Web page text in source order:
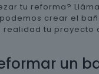
tu reforma?
crear el
realidad tu proyecto
un